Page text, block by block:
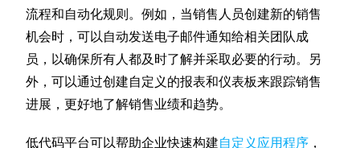
流程和自动化规则。例如，当销售人员创建新的销售
机会时，可以自动发送电子邮件通知给相关团队成
员，以确保所有人都及时了解并采取必要的行动。另
外，可以通过创建自定义的报表和仪表板来跟踪销售
进展，更好地了解销售业绩和趋势。
低代码平台可以帮助企业快速构建自定义应用程序 ，